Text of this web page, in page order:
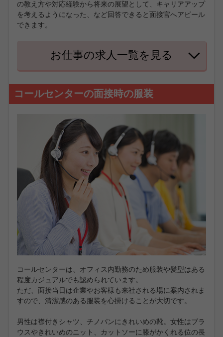
の教え方や対応経験から将来の展望として、キャリアアップ
を考えるようになった、など回答できると面接官へアピール
できます。
お仕事の求人一覧を見る
コールセンターの面接時の服装
コールセンターは、オフィス内勤務のため服装や髪型はある
程度カジュアルでも認められています。
ただ、面接当日は企業やお客様も来社される場に案内されま
すので、清潔感のある服装を心掛けることが大切です。
男性は襟付きシャツ、チノパンにきれいめの靴。女性はブラ
ウスやきれいめのニット、カットソーに膝がかくれる位の長